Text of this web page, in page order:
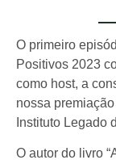
O primeiro
Positivos 2023
como host, a
nossa
Instituto Legado
O autor do livro